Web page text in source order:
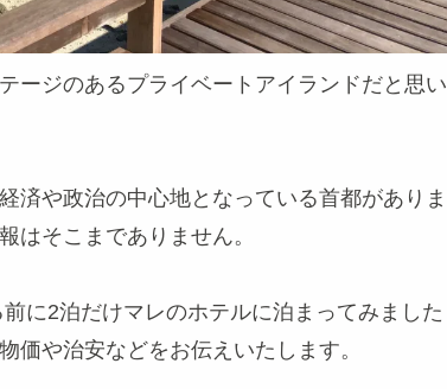
ージのあるプライベートアイランドだと思い
済や政治の中心地となっている首都がありま
はそこまでありません。
に2泊だけマレのホテルに泊まってみました
価や治安などをお伝えいたします。